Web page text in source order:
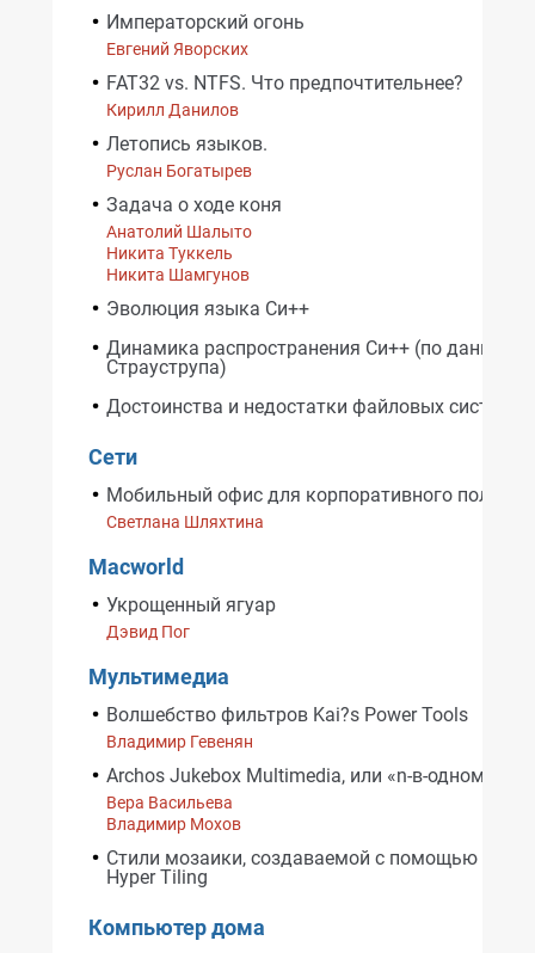
Императорский огонь
Евгений Яворских
FAT32 vs. NTFS. Что предпочтительнее?
Кирилл Данилов
Летопись языков.
Руслан Богатырев
Задача о ходе коня
Анатолий Шалыто
Никита Туккель
Никита Шамгунов
Эволюция языка Си++
Динамика распространения Cи++ (по данным
Страуструпа)
Достоинства и недостатки файловых систем
Сети
Мобильный офис для корпоративного
Cветлана Шляхтина
Macworld
Укрощенный ягуар
Дэвид Пог
Мультимедиа
Волшебство фильтров Kai?s Power Tools
Владимир Гевенян
Archos Jukebox Multimedia, или «n-в-одном»
Вера Васильева
Владимир Мохов
Стили мозаики, создаваемой с помощью
Hyper Tiling
Компьютер дома